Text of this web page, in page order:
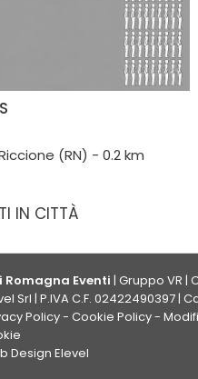
(RN) - 0.2 km
IN CITTÀ
Romagna Eventi | Gruppo VR |
Srl | P.IVA C.F. 02422490397 |
Policy- Cookie Policy-
Design Elevel